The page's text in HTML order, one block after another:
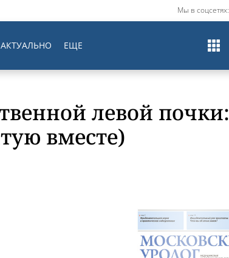
Мы в соцсетях:
АКТУАЛЬНО ЕЩЕ
левой почки:
вместе)